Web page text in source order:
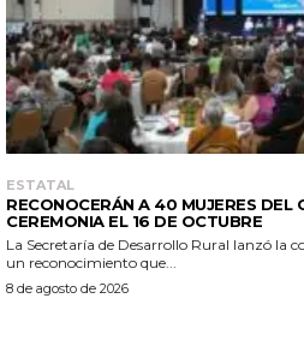
ESTATAL
RECONOCERÁN A 40 MUJERES DEL
CEREMONIA EL 16 DE OCTUBRE
La Secretaría de Desarrollo Rural lanzó la
un reconocimiento que...
8 de agosto de 2026